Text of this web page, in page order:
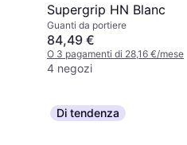
Supergrip HN Blanc
Guanti da portiere
84,49 €
O 3 pagamenti di 28,16 €/mese
4 negozi
Di tendenza